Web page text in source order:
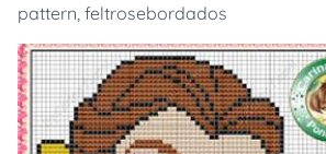
pattern, feltrosebordados